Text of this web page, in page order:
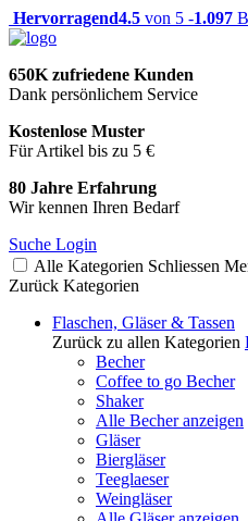
Hervorragend4.5 von 5 -1.097
650K zufriedene Kunden
Dank persönlichem Service
Kostenlose Muster
Für Artikel bis zu 5 €
80 Jahre Erfahrung
Wir kennen Ihren Bedarf
Suche Login
Alle Kategorien Schliessen
Zurück Kategorien
Flaschen, Gläser & Tassen
Zurück zu allen Kategorien
Becher
Coffee to go Becher
Shaker
Alle Becher anzeigen
Gläser
Biergläser
Teeglaeser
Weingläser